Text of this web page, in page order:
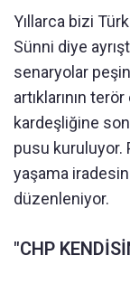
Yıllarca bizi
Sünni diye
senaryolar
artıklarının
kardeşliğine
pusu kuruluyor.
yaşama
düzenleniyor.
"CHP